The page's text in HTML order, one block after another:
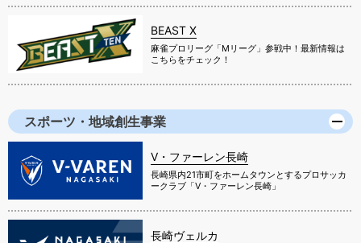
BEAST X
麻雀プロリーグ「Mリーグ」参戦中！最新情報は
こちらをチェック！
スポーツ・地域創生事業
V・ファーレン長崎
長崎県内21市町をホームタウンとするプロサッカ
ークラブ「V・ファーレン長崎」
長崎ヴェルカ